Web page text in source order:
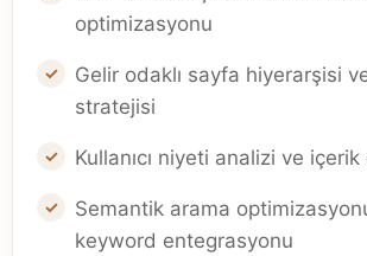
optimizasyonu
Gelir odaklı sayfa hiyerarşisi
stratejisi
Kullanıcı niyeti analizi ve
Semantik arama
keyword entegrasyonu